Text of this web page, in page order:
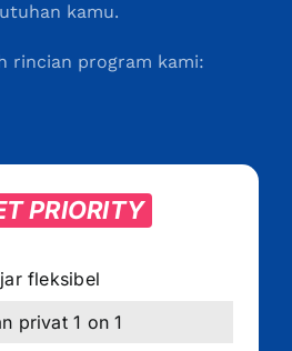
kamu.
rincian program kami:
PRIORITY
fleksibel
privat 1 on 1